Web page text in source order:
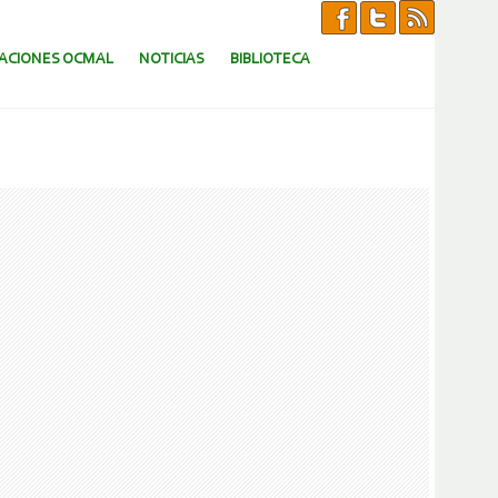
OCMAL NOTICIAS BIBLIOTECA